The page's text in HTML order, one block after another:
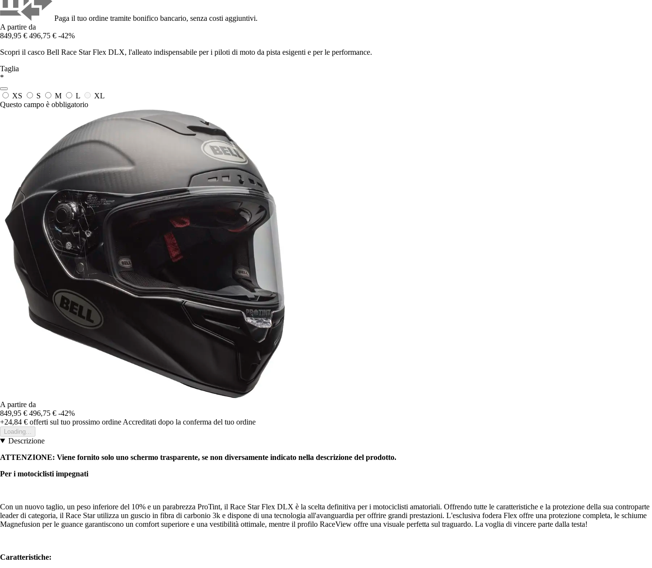
Paga il tuo ordine tramite bonifico bancario, senza costi aggiuntivi.
A partire da
849,95 € 496,75 € -42%
Scopri il casco Bell Race Star Flex DLX, l'alleato indispensabile per i piloti di moto da pista esigenti e per le performance.
Taglia
*
XS S M L
XL
Questo campo è obbligatorio
A partire da
849,95 € 496,75 € -42%
+24,84 € offerti sul tuo prossimo ordine Accreditati dopo la conferma del tuo ordine
Loading...
Descrizione
ATTENZIONE: Viene fornito solo uno schermo trasparente, se non diversamente indicato nella descrizione del prodotto.
Per i motociclisti impegnati
Con un nuovo taglio, un peso inferiore del 10% e un parabrezza ProTint, il Race Star Flex DLX è la scelta definitiva per i motociclisti amatoriali. Offrendo tutte le caratteristiche e la protezione della sua controparte
leader di categoria, il Race Star utilizza un guscio in fibra di carbonio 3k e dispone di una tecnologia all'avanguardia per offrire grandi prestazioni. L'esclusiva fodera Flex offre una protezione completa, le schiume
Magnefusion per le guance garantiscono un comfort superiore e una vestibilità ottimale, mentre il profilo RaceView offre una visuale perfetta sul traguardo. La voglia di vincere parte dalla testa!
Caratteristiche: